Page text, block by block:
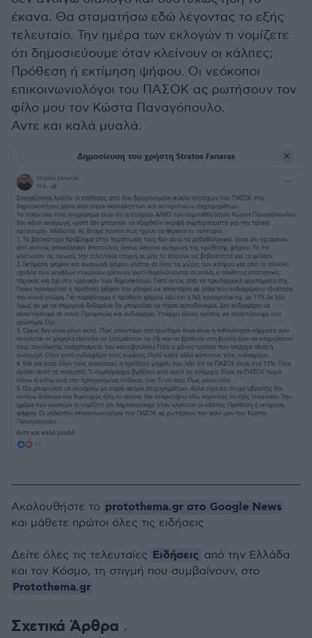
έκανα. Θα σταματήσω εδώ λέγοντας το εξής
τελευταίο. Την ημέρα των εκλογών τι νομίζετε
ότι δημοσιεύουμε όταν κλείνουν οι κάλπες;
Πρόθεση ή εκτίμηση ψήφου. Οι νεόκοποι
επικοινωνιολόγοι του ΠΑΣΟΚ ας ρωτήσουν τον
φίλο μου τον Κώστα Παναγόπουλο.
Αντε και καλά μυαλά.
Σχετικά Άρθρα
Ακολουθήστε το protothema.gr στο Google News
και μάθετε πρώτοι όλες τις ειδήσεις
Δείτε όλες τις τελευταίες Ειδήσεις από την Ελλάδα
και τον Κόσμο, τη στιγμή που συμβαίνουν, στο
Protothema.gr